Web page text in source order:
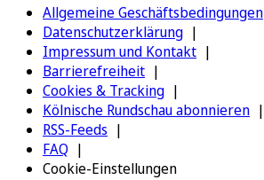
Allgemeine Geschäftsbedingungen
Datenschutzerklärung
Impressum und Kontakt
Barrierefreiheit
Cookies & Tracking
Kölnische Rundschau abonnieren
RSS-Feeds
FAQ
Cookie-Einstellungen